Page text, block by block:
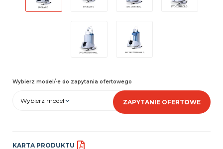
Wybierz model/-e do zapytania ofertowego
Wybierz model ZAPYTANIE OFERTOWE
KARTA PRODUKTU